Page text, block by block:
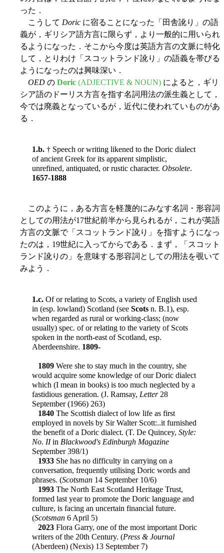
った．
こうして Doric に宿ることになった「田舎訛り」の語
義が，ギリシア語方言に限らず，より一般的に用いられ
るようになった．そこから今度は英語方言の文脈に特化
して，とりわけ「スコットランド訛り」の語義を帯びる
ようになったのは興味深い．
OED の Doric (ADJECTIVE & NOUN) によると，ギリ
シア語のドーリス方言を指す名詞用法の派生義として，
今では廃義となっているが，近代に使われていものがあ
る．
1.b. † Speech or writing likened to the Doric dialect
of ancient Greek for its apparent simplistic,
unrefined, antiquated, or rustic character. Obsolete.
1657-1888
このように，ある方言を軽蔑的にみなす名詞・形容詞
としての用法が17世紀前半から見られるが，これが英語
方言の文脈で「スコットランド訛り」を指すようになっ
たのは，19世紀に入ってからである．まず，「スコット
ランド訛りの」を意味する形容詞としての用法を覗いて
みよう．
1.c. Of or relating to Scots, a variety of English used
in (esp. lowland) Scotland (see Scots n. B.1), esp.
when regarded as rural or working-class; (now
usually) spec. of or relating to the variety of Scots
spoken in the north-east of Scotland, esp.
Aberdeenshire. 1809-
1809 Were she to stay much in the country, she
would acquire some knowledge of our Doric dialect
which (I mean in books) is too much neglected by a
fastidious generation. (J. Ramsay, Letter28
September (1966) 263)
1840 The Scottish dialect of low life as first
employed in novels by Sir Walter Scott:..it furnished
the benefit of a Doric dialect. (T. De Quincey, Style:
No. IIin Blackwood's Edinburgh Magazine
September 398/1)
1933 She has no difficulty in carrying on a
conversation, frequently utilising Doric words and
phrases. (Scotsman 14 September 10/6)
1993 The North East Scotland Heritage Trust,
formed last year to promote the Doric language and
culture, is facing an uncertain financial future.
(Scotsman 6 April 5)
2023 Flora Garry, one of the most important Doric
writers of the 20th Century. (Press & Journal
(Aberdeen) (Nexis) 13 September 7)